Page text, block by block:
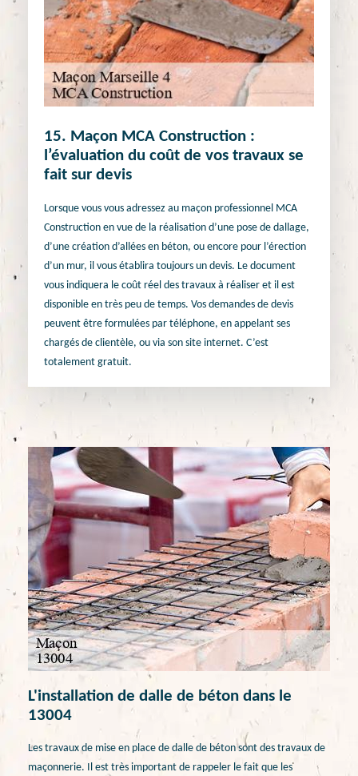
15. Maçon MCA Construction :
l’évaluation du coût de vos travaux se
fait sur devis
Lorsque vous vous adressez au maçon professionnel MCA
Construction en vue de la réalisation d’une pose de dallage,
d’une création d’allées en béton, ou encore pour l’érection
d’un mur, il vous établira toujours un devis. Le document
vous indiquera le coût réel des travaux à réaliser et il est
disponible en très peu de temps. Vos demandes de devis
peuvent être formulées par téléphone, en appelant ses
chargés de clientèle, ou via son site internet. C’est
totalement gratuit.
L'installation de dalle de béton dans le
13004
Les travaux de mise en place de dalle de béton sont des travaux de
maçonnerie. Il est très important de rappeler le fait que les